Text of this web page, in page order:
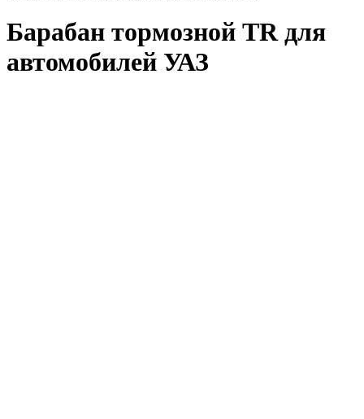
Барабан тормозной TR для
автомобилей УАЗ